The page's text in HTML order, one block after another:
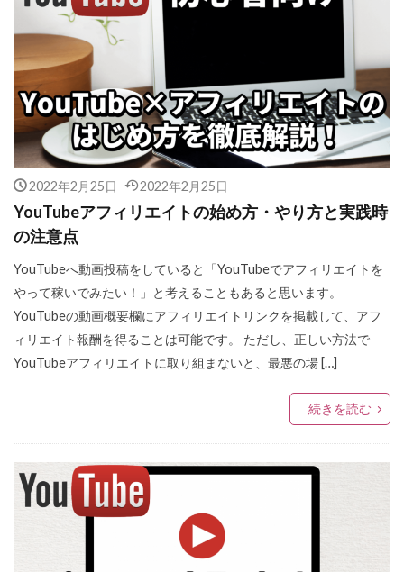
2022年2月25日 2022年2月25日
YouTubeアフィリエイトの始め方・やり方と実践時
の注意点
YouTubeへ動画投稿をしていると「YouTubeでアフィリエイトを
やって稼いでみたい！」と考えることもあると思います。
YouTubeの動画概要欄にアフィリエイトリンクを掲載して、アフ
ィリエイト報酬を得ることは可能です。 ただし、正しい方法で
YouTubeアフィリエイトに取り組まないと、最悪の場 […]
続きを読む